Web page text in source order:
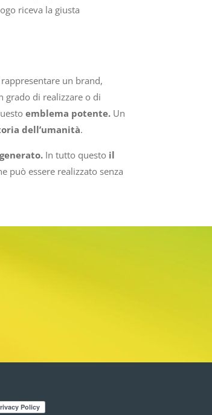
riceva la giusta
un brand,
grado di realizzare o di
emblema potente. Un
dell’umanità.
In tutto questo il
può essere realizzato senza